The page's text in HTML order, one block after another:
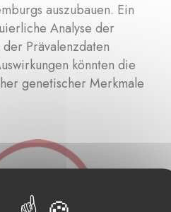
auszubauen. Ein
Analyse der
Prävalenzdaten
könnten die
genetischer Merkmale